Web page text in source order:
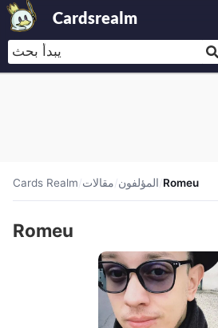
Cardsrealm
Cards Realm/مقالات/المؤلفون/Romeu
Romeu